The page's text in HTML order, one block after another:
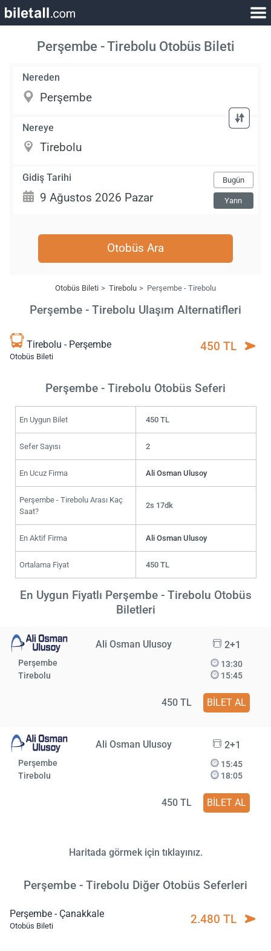
Perşembe - Tirebolu Otobüs Bileti
Nereden
Nereye
Gidiş Tarihi Bugün
Yarın
Otobüs Ara
Otobüs Bileti Tirebolu Perşembe - Tirebolu
Perşembe - Tirebolu Ulaşım Alternatifleri
Tirebolu - Perşembe
Otobüs Bileti
450 TL
Perşembe - Tirebolu Otobüs Seferi
En Uygun Bilet 450 TL
Sefer Sayısı 2
En Ucuz Firma Ali Osman Ulusoy
Perşembe - Tirebolu Arası Kaç
Saat?
2s 17dk
En Aktif Firma Ali Osman Ulusoy
Ortalama Fiyat 450 TL
En Uygun Fiyatlı Perşembe - Tirebolu Otobüs
Biletleri
Ali Osman Ulusoy 2+1
Perşembe
Tirebolu
13:30
15:45
450 TL BİLET AL
Ali Osman Ulusoy 2+1
Perşembe
Tirebolu
15:45
18:05
450 TL BİLET AL
Haritada görmek için tıklayınız.
Perşembe - Tirebolu Diğer Otobüs Seferleri
Perşembe - Çanakkale
Otobüs Bileti 2.480 TL